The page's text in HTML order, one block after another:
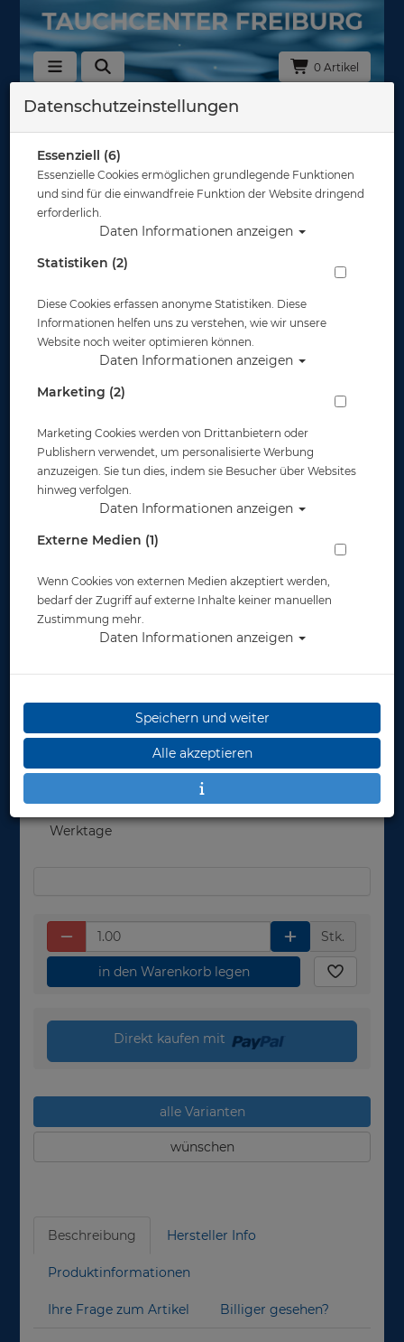
0 Artikel
Zurück
Tusa M-3001 Freedom Tri-Quest - Transp.
Artikelnr.: tus-M3001FY
Herstellerpreis: 105,00 €
105,00 €
Werktage
Stk.
in den Warenkorb legen
Direkt kaufen mit
alle Varianten
wünschen
Beschreibung Hersteller Info
Produktinformationen
Ihre Frage zum Artikel Billiger gesehen?
Datenschutzeinstellungen
Essenziell (6)
Essenzielle Cookies ermöglichen grundlegende Funktionen
und sind für die einwandfreie Funktion der Website dringend
erforderlich.
Daten Informationen anzeigen
Statistiken (2)
Diese Cookies erfassen anonyme Statistiken. Diese
Informationen helfen uns zu verstehen, wie wir unsere
Website noch weiter optimieren können.
Daten Informationen anzeigen
Marketing (2)
Marketing Cookies werden von Drittanbietern oder
Publishern verwendet, um personalisierte Werbung
anzuzeigen. Sie tun dies, indem sie Besucher über Websites
hinweg verfolgen.
Daten Informationen anzeigen
Externe Medien (1)
Wenn Cookies von externen Medien akzeptiert werden,
bedarf der Zugriff auf externe Inhalte keiner manuellen
Zustimmung mehr.
Daten Informationen anzeigen
Speichern und weiter
Alle akzeptieren